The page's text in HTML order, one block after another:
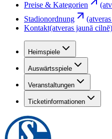
Preise & Kategorien
Stadionordnung
Kontakt(atveras jaunā cilnē)
Heimspiele
Auswärtsspiele
Veranstaltungen
Ticketinformationen